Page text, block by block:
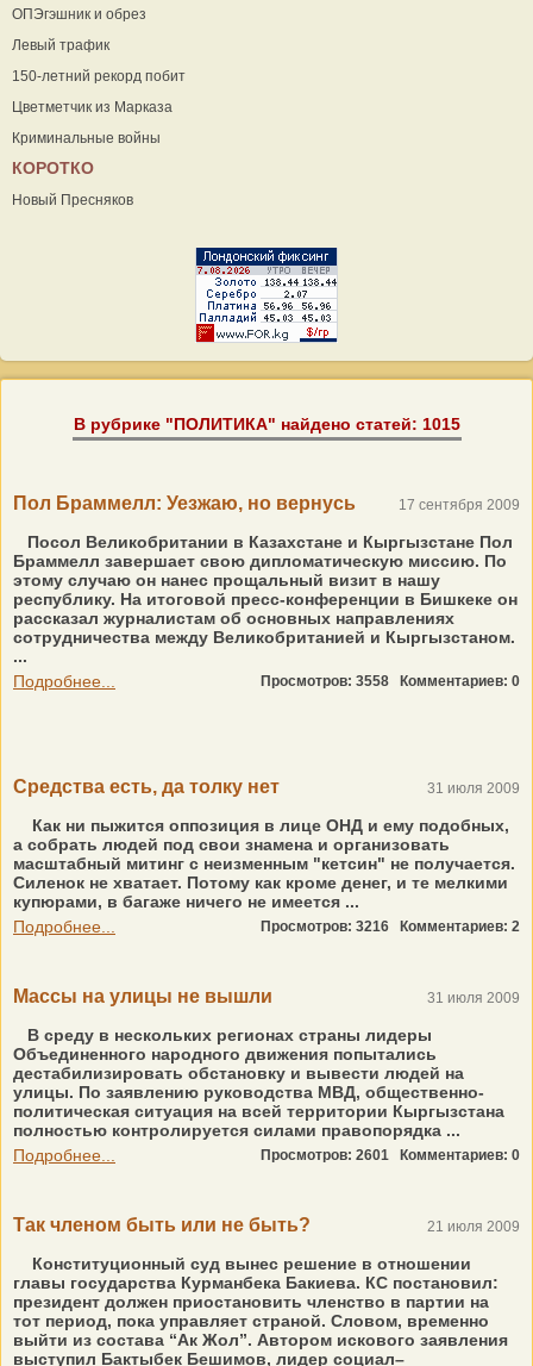
ОПЭгэшник и обрез
Левый трафик
150-летний рекорд побит
Цветметчик из Марказа
Криминальные войны
КОРОТКО
Новый Пресняков
В рубрике "ПОЛИТИКА" найдено статей: 1015
Пол Браммелл: Уезжаю, но вернусь 17 сентября 2009
Посол Великобритании в Казахстане и Кыргызстане Пол
Браммелл завершает свою дипломатическую миссию. По
этому случаю он нанес прощальный визит в нашу
республику. На итоговой пресс-конференции в Бишкеке он
рассказал журналистам об основных направлениях
сотрудничества между Великобританией и Кыргызстаном.
...
Подробнее...
Просмотров: 3558 Комментариев: 0
Средства есть, да толку нет 31 июля 2009
Как ни пыжится оппозиция в лице ОНД и ему подобных,
а собрать людей под свои знамена и организовать
масштабный митинг с неизменным "кетсин" не получается.
Силенок не хватает. Потому как кроме денег, и те мелкими
купюрами, в багаже ничего не имеется ...
Подробнее...
Просмотров: 3216 Комментариев: 2
Массы на улицы не вышли 31 июля 2009
В среду в нескольких регионах страны лидеры
Объединенного народного движения попытались
дестабилизировать обстановку и вывести людей на
улицы. По заявлению руководства МВД, общественно-
политическая ситуация на всей территории Кыргызстана
полностью контролируется силами правопорядка ...
Подробнее...
Просмотров: 2601 Комментариев: 0
Так членом быть или не быть? 21 июля 2009
Конституционный суд вынес решение в отношении
главы государства Курманбека Бакиева. КС постановил:
президент должен приостановить членство в партии на
тот период, пока управляет страной. Словом, временно
выйти из состава “Ак Жол”. Автором искового заявления
выступил Бактыбек Бешимов, лидер социал–